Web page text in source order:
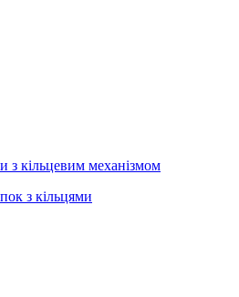
з кільцевим механізмом